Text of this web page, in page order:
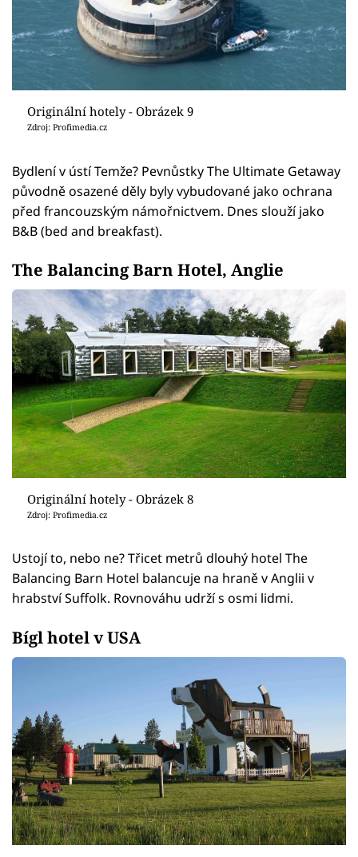
Originální hotely - Obrázek 9
Zdroj: Profimedia.cz
Bydlení v ústí Temže? Pevnůstky The Ultimate Getaway
původně osazené děly byly vybudované jako ochrana
před francouzským námořnictvem. Dnes slouží jako
B&B (bed and breakfast).
The Balancing Barn Hotel, Anglie
Originální hotely - Obrázek 8
Zdroj: Profimedia.cz
Ustojí to, nebo ne? Třicet metrů dlouhý hotel The
Balancing Barn Hotel balancuje na hraně v Anglii v
hrabství Suffolk. Rovnováhu udrží s osmi lidmi.
Bígl hotel v USA